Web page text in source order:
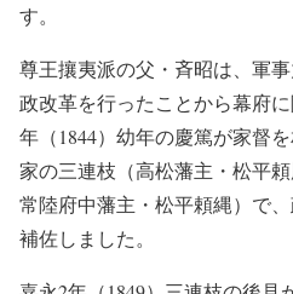
す。
尊王攘夷派の父・斉昭は、軍
政改革を行ったことから幕府
年（1844）幼年の慶篤が家督
家の三連枝（高松藩主・松平
常陸府中藩主・松平頼縄）で
補佐しました。